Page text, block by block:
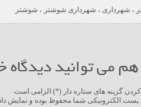
، شهرداری ، شهرداری شوشتر ، شوشتر
می توانید دیدگاه
گزینه های ستاره دار (*) الزامی است
الکترونیکی شما محفوظ بوده و نمایش